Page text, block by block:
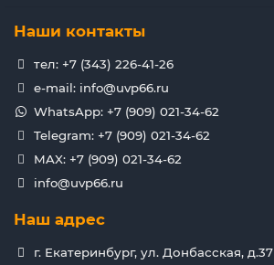
Наши контакты
тел: +7 (343) 226-41-26
e-mail: info@uvp66.ru
WhatsApp: +7 (909) 021-34-62
Telegram: +7 (909) 021-34-62
MAX: +7 (909) 021-34-62
info@uvp66.ru
Наш адрес
г. Екатеринбург, ул. Донбасская, д.37